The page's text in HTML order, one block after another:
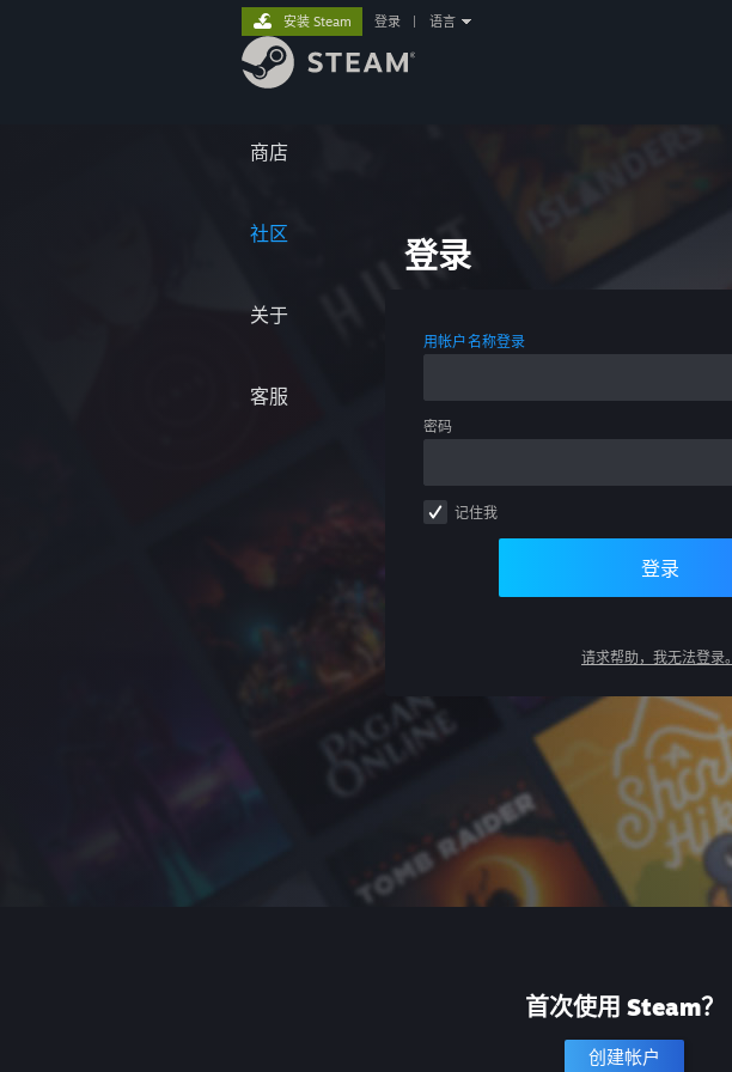
商店
社区
关于
客服
安装 Steam 登录 语言
登录
用帐户名称登录
密码
记住我
登录
请求帮助，我无法登录。
首次使用 Steam？
创建帐户